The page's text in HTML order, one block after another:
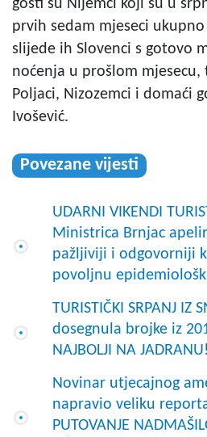
gosti su Nijemci koji su u
prvih sedam mjeseci
slijede ih Slovenci s gotovo
noćenja u prošlom mjesecu,
Poljaci, Nizozemci i domaći
Ivošević.
Povezane vijesti
UDARNI VIKENDI
Ministrica Brnjac
pažljiviji i odgovorniji
povoljnu
TURISTIČKI SRPANJ IZ
dosegnula brojke iz
NAJBOLJI NA JADRANU!
Novinar utjecajnog
napravio veliku
PUTOVANJE